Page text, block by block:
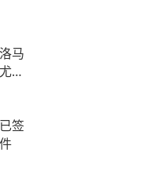
马
尔
签